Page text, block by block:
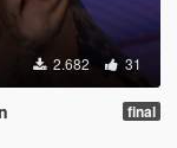
2.682 31
final